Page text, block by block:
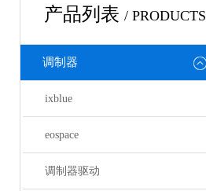
产品列表 / PRODUCTS
调制器
ixblue
eospace
调制器驱动